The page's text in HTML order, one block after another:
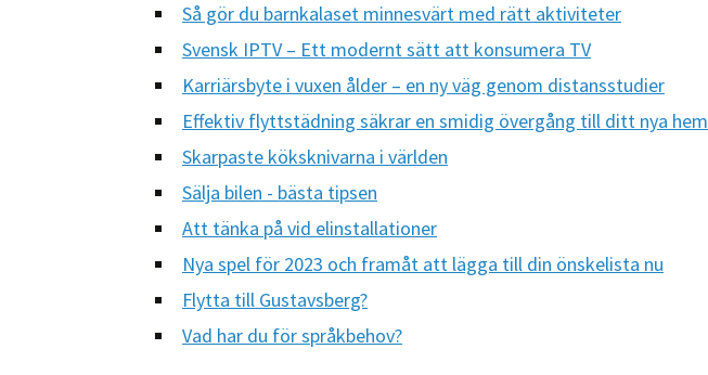
Så gör du barnkalaset minnesvärt med rätt aktiviteter
Svensk IPTV – Ett modernt sätt att konsumera TV
Karriärsbyte i vuxen ålder – en ny väg genom distansstudier
Effektiv flyttstädning säkrar en smidig övergång till ditt nya hem
Skarpaste köksknivarna i världen
Sälja bilen - bästa tipsen
Att tänka på vid elinstallationer
Nya spel för 2023 och framåt att lägga till din önskelista nu
Flytta till Gustavsberg?
Vad har du för språkbehov?